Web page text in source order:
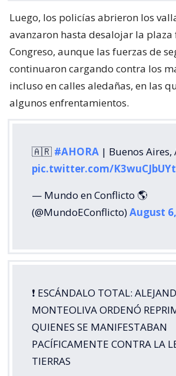
Luego, los policías abrieron los
avanzaron hasta desalojar la plaza
Congreso, aunque las fuerzas de
continuaron cargando contra los
incluso en calles aledañas, en las
algunos enfrentamientos.
🇦🇷 #AHORA | Buenos Aires,
pic.twitter.com/K3wuCJbUYt
— Mundo en Conflicto 🌎
(@MundoEConflicto)August
❗️ ESCÁNDALO TOTAL:
MONTEOLIVA ORDENÓ
QUIENES SE MANIFESTABAN
PACÍFICAMENTE CONTRA LA
TIERRAS